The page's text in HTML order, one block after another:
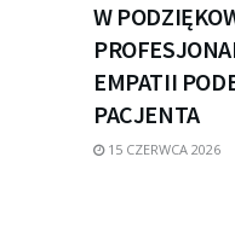
W
EMPATII
PACJENTA
15 CZERWCA 2026